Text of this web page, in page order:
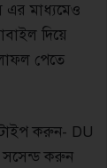
এর মাধ্যমেও
দিয়ে
পেতে
করুন- DU
সসেন্ড করুন